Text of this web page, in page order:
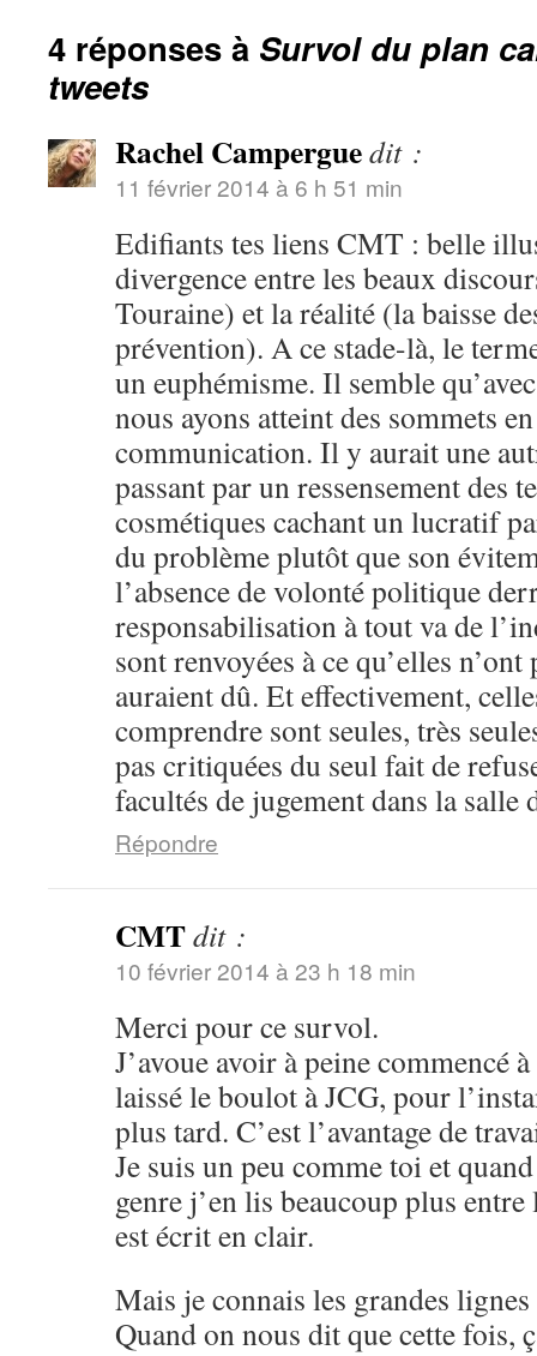
4 réponses à Survol du plan
tweets
Rachel Camperguedit :
11 février 2014 à 6 h 51 min
Edifiants tes liens CMT : belle
divergence entre les beaux
Touraine) et la réalité (la baisse
prévention). A ce stade-là, le
un euphémisme. Il semble
nous ayons atteint des sommets
communication. Il y aurait une
passant par un ressensement des
cosmétiques cachant un lucratif
du problème plutôt que son
l’absence de volonté politique
responsabilisation à tout va de
sont renvoyées à ce qu’elles
auraient dû. Et effectivement,
comprendre sont seules, très
pas critiquées du seul fait de
facultés de jugement dans la salle
Répondre
CMTdit :
10 février 2014 à 23 h 18 min
Merci pour ce survol.
J’avoue avoir à peine commencé
laissé le boulot à JCG, pour
plus tard. C’est l’avantage de
Je suis un peu comme toi et
genre j’en lis beaucoup plus
est écrit en clair.
Mais je connais les grandes
Quand on nous dit que cette fois,